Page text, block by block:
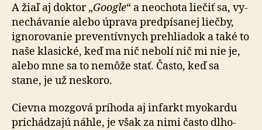
A žiaľ aj doktor „Google“ a neo­chota liečiť sa, vy­
ne­chá­vanie alebo úprava pred­pí­sanej liečby,
igno­ro­vanie pre­ven­tív­nych prehliadok a také to
naše klasické, keď ma nič nebolí nič mi nie je,
alebo mne sa to ne­môže stať. Často, keď sa
stane, je už neskoro.
Cievna mozgová príhoda aj infarkt myokardu
prichádzajú náhle, je však za nimi často dlho­